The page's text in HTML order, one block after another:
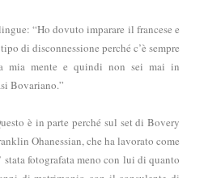
“Ho dovuto imparare il francese e
di disconnessione perché c’è sempre
mia mente e quindi non sei mai in
Bovariano.”
è in parte perché sul set di Bovery
Ohanessian, che ha lavorato come
stata fotografata meno con lui di quanto